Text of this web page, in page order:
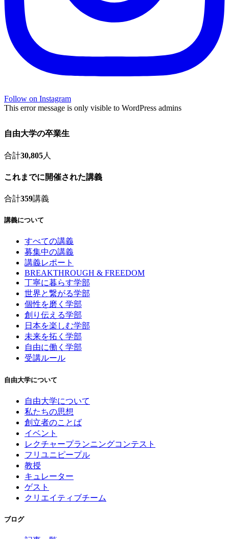
Follow on Instagram
This error message is only visible to WordPress admins
自由大学の卒業生
合計30,805人
これまでに開催された講義
合計359講義
講義について
すべての講義
募集中の講義
講義レポート
BREAKTHROUGH & FREEDOM
丁寧に暮らす学部
世界と繋がる学部
個性を磨く学部
創り伝える学部
日本を楽しむ学部
未来を拓く学部
自由に働く学部
受講ルール
自由大学について
自由大学について
私たちの思想
創立者のことば
イベント
レクチャープランニングコンテスト
フリユニピープル
教授
キュレーター
ゲスト
クリエイティブチーム
ブログ